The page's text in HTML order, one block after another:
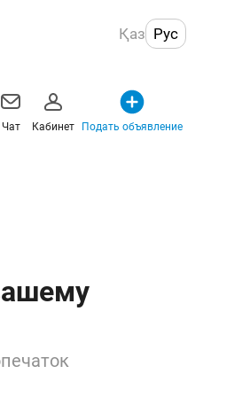
Қаз Рус
Чат Кабинет Подать объявление